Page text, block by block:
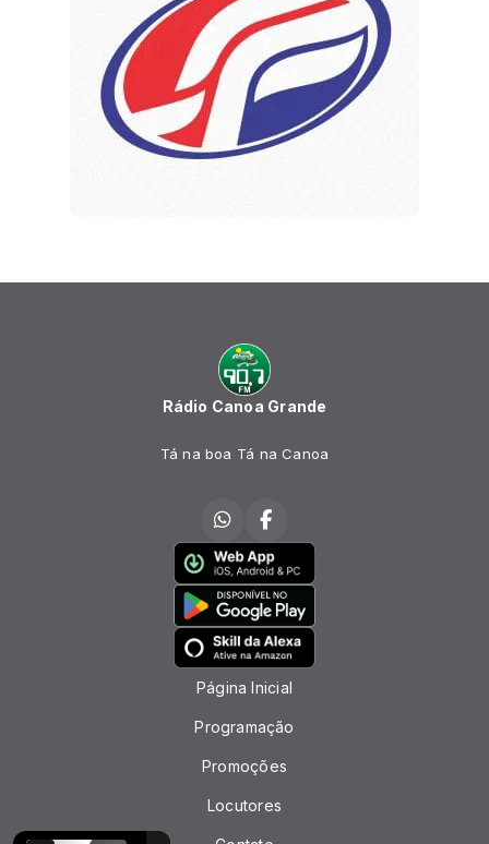
Rádio Canoa Grande
Tá na boa Tá na Canoa
Página Inicial
Programação
Promoções
Locutores